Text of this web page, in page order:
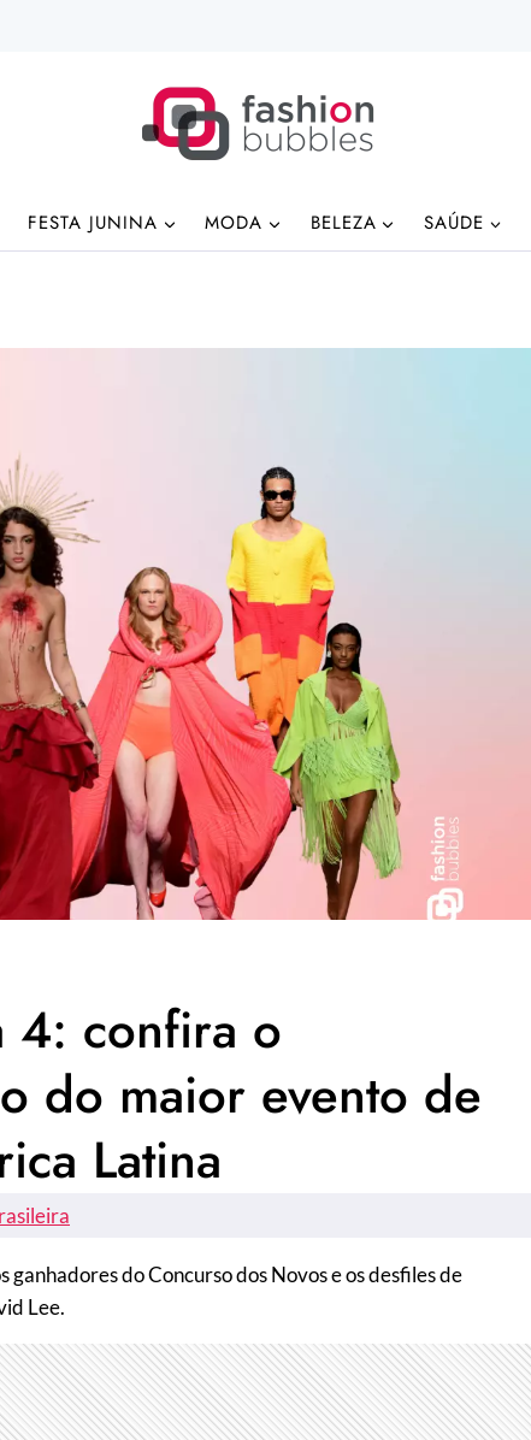
FESTA JUNINA MODA BELEZA SAÚDE
4: confira o
do maior evento de
Latina
do Concurso dos Novos e os desfiles de
Lee.